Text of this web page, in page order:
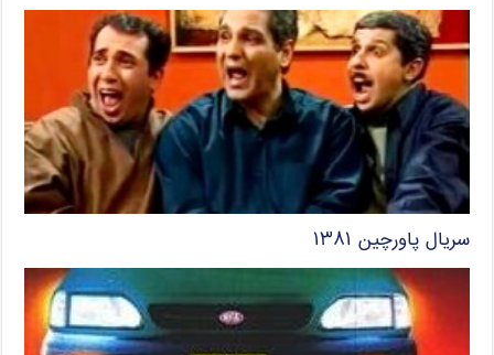
سریال پاورچین ۱۳۸۱